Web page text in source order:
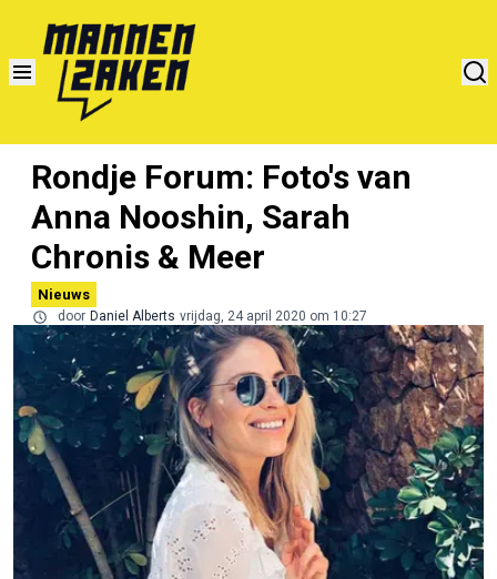
Rondje Forum: Foto's van
Anna Nooshin, Sarah
Chronis & Meer
Nieuws
door Daniel Alberts vrijdag, 24 april 2020 om 10:27